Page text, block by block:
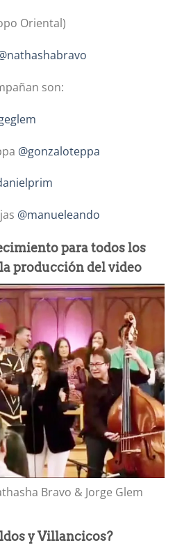
Oriental)
son:
@gonzaloteppa
@manueleando
para todos los
producción del video
Bravo & Jorge Glem
y Villancicos?